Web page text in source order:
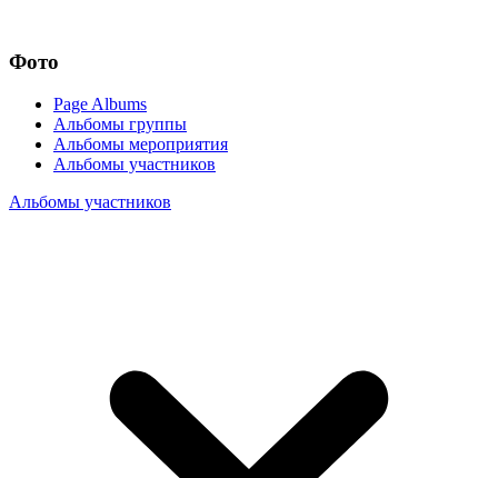
Фото
Page Albums
Альбомы группы
Альбомы мероприятия
Альбомы участников
Альбомы участников